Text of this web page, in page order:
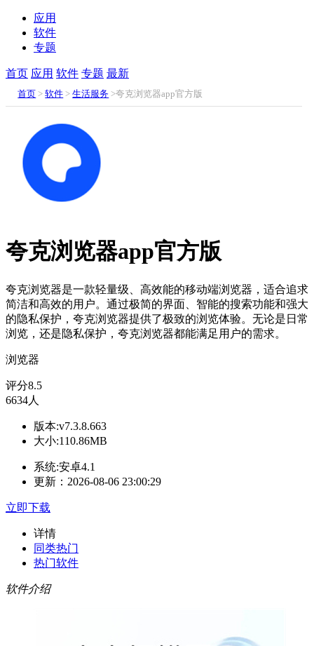
应用
软件
专题
首页 应用 软件 专题 最新
首页 >软件 >生活服务 >夸克浏览器app官方版
夸克浏览器app官方版
夸克浏览器是一款轻量级、高效能的移动端浏览器，适合追求
简洁和高效的用户。通过极简的界面、智能的搜索功能和强大
的隐私保护，夸克浏览器提供了极致的浏览体验。无论是日常
浏览，还是隐私保护，夸克浏览器都能满足用户的需求。
浏览器
评分8.5
6634人
版本:v7.3.8.663
大小:110.86MB
系统:安卓4.1
更新：2026-08-06 23:00:29
立即下载
详情
同类热门
热门软件
软件介绍